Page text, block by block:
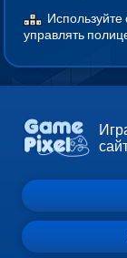
Используйте
управлять